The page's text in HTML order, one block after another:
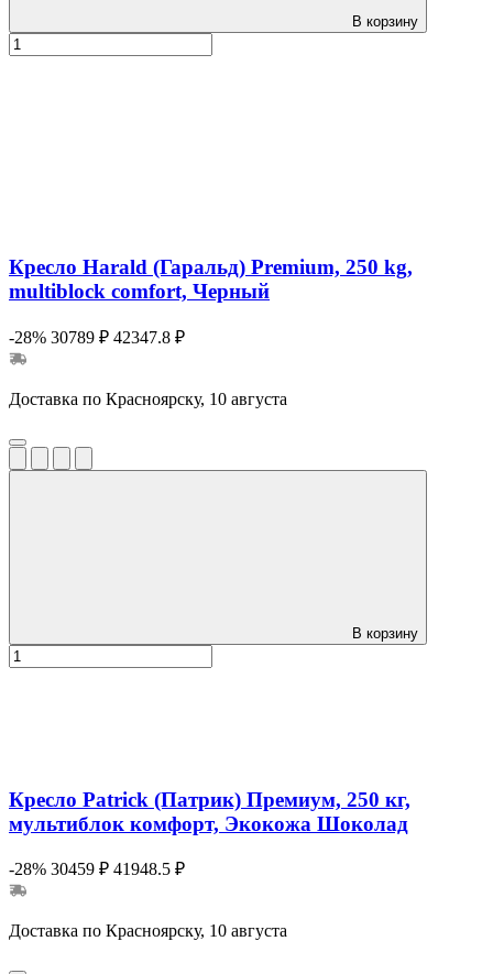
В корзину
Кресло Harald (Гаральд) Premium, 250 kg,
multiblock comfort, Черный
-28% 30789 ₽ 42347.8 ₽
Доставка по Красноярску, 10 августа
В корзину
Кресло Patrick (Патрик) Премиум, 250 кг,
мультиблок комфорт, Экокожа Шоколад
-28% 30459 ₽ 41948.5 ₽
Доставка по Красноярску, 10 августа